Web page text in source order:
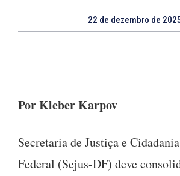
22 de dezembro de
Por Kleber Karpov
Secretaria de Justiça e
Federal (Sejus-DF) deve